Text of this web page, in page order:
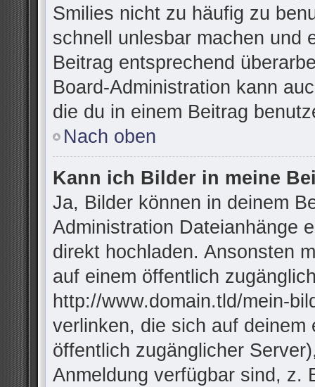
Smilies nicht zu häufig zu
schnell unlesbar machen und
Beitrag entsprechend
Board-Administration kann
die du in einem Beitrag
Nach oben
Kann ich Bilder in meine
Ja, Bilder können in deinem
Administration Dateianhänge
direkt hochladen. Ansonsten
auf einem öffentlich
http://www.domain.tld/mein-
verlinken, die sich auf
öffentlich zugänglicher
Anmeldung verfügbar sind, z.